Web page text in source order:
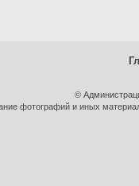
©
фотографий и иных